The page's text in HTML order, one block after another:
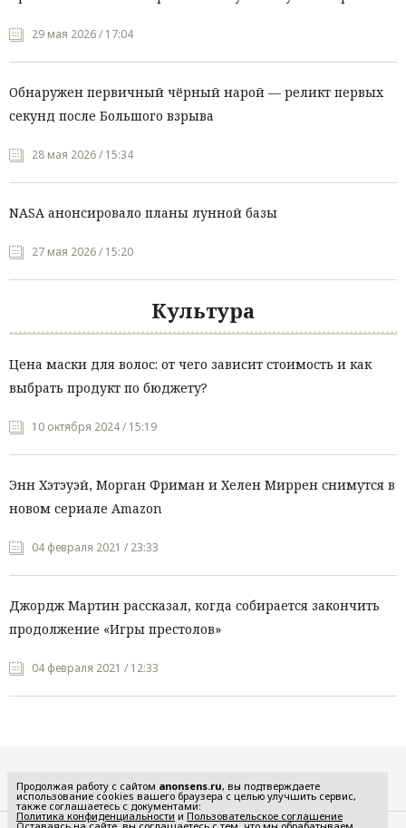
29 мая 2026 / 17:04
Обнаружен первичный чёрный нарой — реликт первых
секунд после Большого взрыва
28 мая 2026 / 15:34
NASA анонсировало планы лунной базы
27 мая 2026 / 15:20
Культура
Цена маски для волос: от чего зависит стоимость и как
выбрать продукт по бюджету?
10 октября 2024 / 15:19
Энн Хэтэуэй, Морган Фриман и Хелен Миррен снимутся в
новом сериале Amazon
04 февраля 2021 / 23:33
Джордж Мартин рассказал, когда собирается закончить
продолжение «Игры престолов»
04 февраля 2021 / 12:33
Продолжая работу с сайтом anonsens.ru, вы подтверждаете
использование cookies вашего браузера с целью улучшить сервис,
также соглашаетесь с документами:
Политика конфиденциальности и Пользовательское соглашение